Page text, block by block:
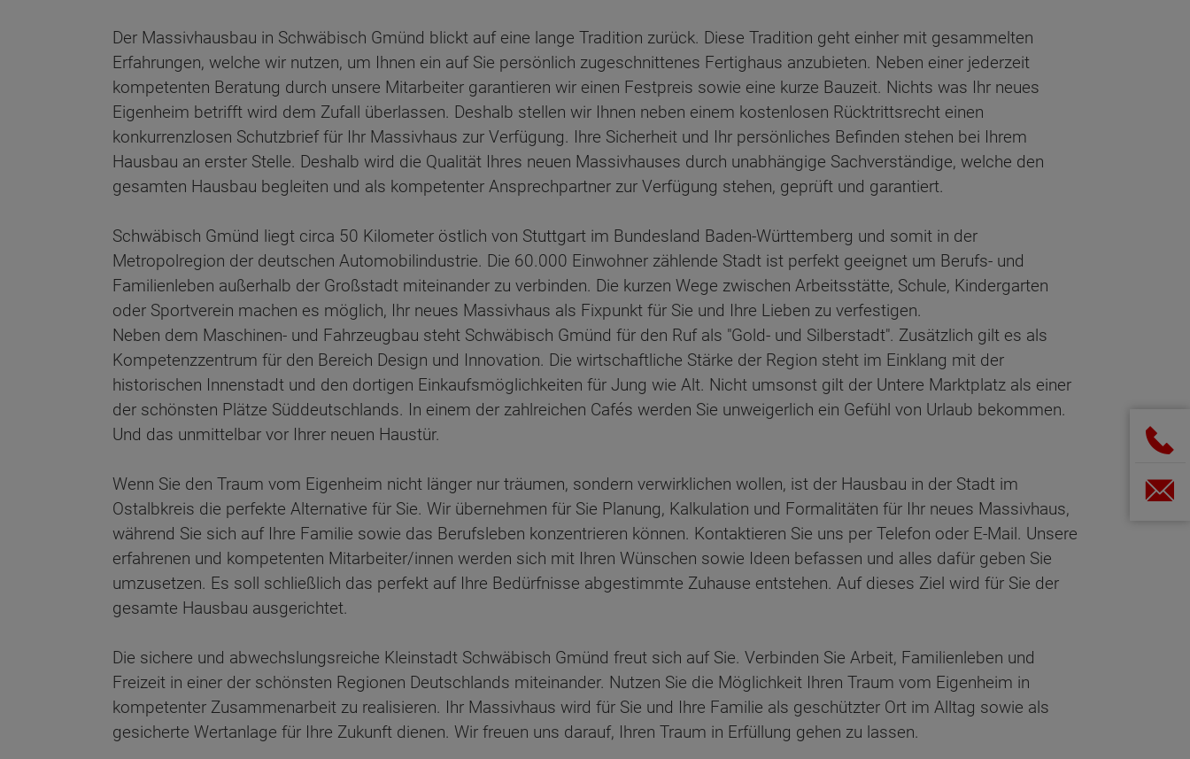
Der Massivhausbau in Schwäbisch Gmünd blickt auf eine lange Tradition zurück. Diese Tradition geht einher mit gesammelten
Erfahrungen, welche wir nutzen, um Ihnen ein auf Sie persönlich zugeschnittenes Fertighaus anzubieten. Neben einer jederzeit
kompetenten Beratung durch unsere Mitarbeiter garantieren wir einen Festpreis sowie eine kurze Bauzeit. Nichts was Ihr neues
Eigenheim betrifft wird dem Zufall überlassen. Deshalb stellen wir Ihnen neben einem kostenlosen Rücktrittsrecht einen
konkurrenzlosen Schutzbrief für Ihr Massivhaus zur Verfügung. Ihre Sicherheit und Ihr persönliches Befinden stehen bei Ihrem
Hausbau an erster Stelle. Deshalb wird die Qualität Ihres neuen Massivhauses durch unabhängige Sachverständige, welche den
gesamten Hausbau begleiten und als kompetenter Ansprechpartner zur Verfügung stehen, geprüft und garantiert.
Schwäbisch Gmünd liegt circa 50 Kilometer östlich von Stuttgart im Bundesland Baden-Württemberg und somit in der
Metropolregion der deutschen Automobilindustrie. Die 60.000 Einwohner zählende Stadt ist perfekt geeignet um Berufs- und
Familienleben außerhalb der Großstadt miteinander zu verbinden. Die kurzen Wege zwischen Arbeitsstätte, Schule, Kindergarten
oder Sportverein machen es möglich, Ihr neues Massivhaus als Fixpunkt für Sie und Ihre Lieben zu verfestigen.
Neben dem Maschinen- und Fahrzeugbau steht Schwäbisch Gmünd für den Ruf als "Gold- und Silberstadt". Zusätzlich gilt es als
Kompetenzzentrum für den Bereich Design und Innovation. Die wirtschaftliche Stärke der Region steht im Einklang mit der
historischen Innenstadt und den dortigen Einkaufsmöglichkeiten für Jung wie Alt. Nicht umsonst gilt der Untere Marktplatz als einer
der schönsten Plätze Süddeutschlands. In einem der zahlreichen Cafés werden Sie unweigerlich ein Gefühl von Urlaub bekommen.
Und das unmittelbar vor Ihrer neuen Haustür.
Wenn Sie den Traum vom Eigenheim nicht länger nur träumen, sondern verwirklichen wollen, ist der Hausbau in der Stadt im
Ostalbkreis die perfekte Alternative für Sie. Wir übernehmen für Sie Planung, Kalkulation und Formalitäten für Ihr neues Massivhaus,
während Sie sich auf Ihre Familie sowie das Berufsleben konzentrieren können. Kontaktieren Sie uns per Telefon oder E-Mail. Unsere
erfahrenen und kompetenten Mitarbeiter/innen werden sich mit Ihren Wünschen sowie Ideen befassen und alles dafür geben Sie
umzusetzen. Es soll schließlich das perfekt auf Ihre Bedürfnisse abgestimmte Zuhause entstehen. Auf dieses Ziel wird für Sie der
gesamte Hausbau ausgerichtet.
Die sichere und abwechslungsreiche Kleinstadt Schwäbisch Gmünd freut sich auf Sie. Verbinden Sie Arbeit, Familienleben und
Freizeit in einer der schönsten Regionen Deutschlands miteinander. Nutzen Sie die Möglichkeit Ihren Traum vom Eigenheim in
kompetenter Zusammenarbeit zu realisieren. Ihr Massivhaus wird für Sie und Ihre Familie als geschützter Ort im Alltag sowie als
gesicherte Wertanlage für Ihre Zukunft dienen. Wir freuen uns darauf, Ihren Traum in Erfüllung gehen zu lassen.